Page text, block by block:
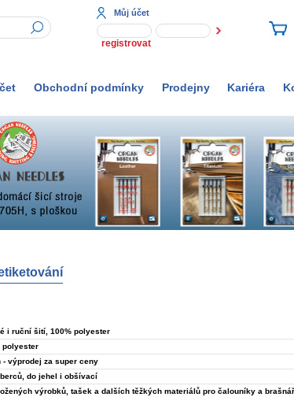
Můj účet
registrovat
Obchodní podmínky Prodejny Kariéra
i ruční šití, 100% polyester
polyester
- výprodej za super ceny
do jehel i obšívací
výrobků, tašek a dalších těžkých materiálů pro čalouníky a